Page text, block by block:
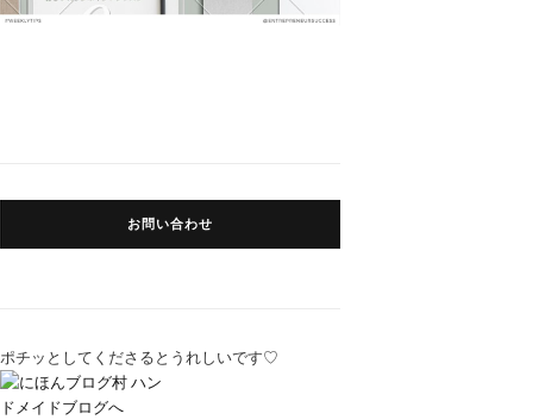
お問い合わせ
ポチッとしてくださるとうれしいです♡